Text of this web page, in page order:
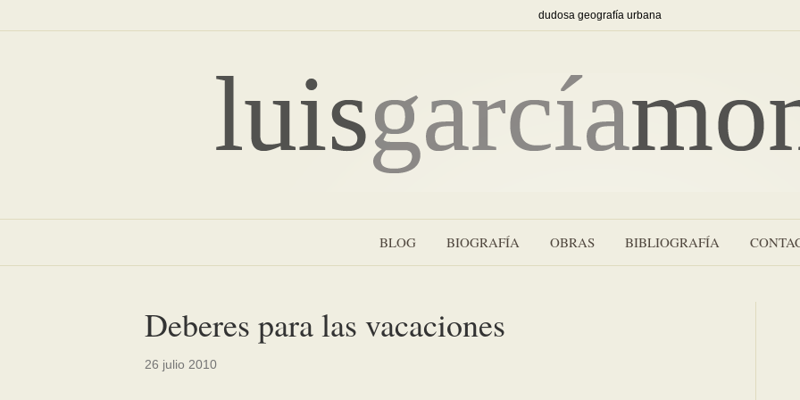
dudosa geografía urbana
BLOG BIOGRAFÍA OBRAS BIBLIOGRAFÍA
Deberes para las vacaciones
26 julio 2010